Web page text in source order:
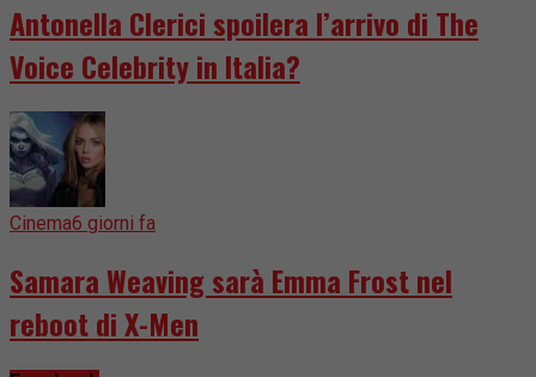
Antonella Clerici spoilera l’arrivo di The
Voice Celebrity in Italia?
Cinema6 giorni fa
Samara Weaving sarà Emma Frost nel
reboot di X-Men